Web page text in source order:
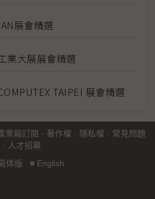
展會精選
業大展展會精選
TAIPEI 展會精選
業報訂閱 · 著作權 · 隱私權 · 常見問題
· 人才招募
体版 ■ English